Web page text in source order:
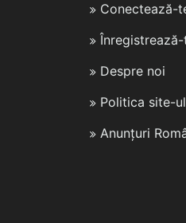
Conectează-
Despre noi
Politica site-
Anunțuri